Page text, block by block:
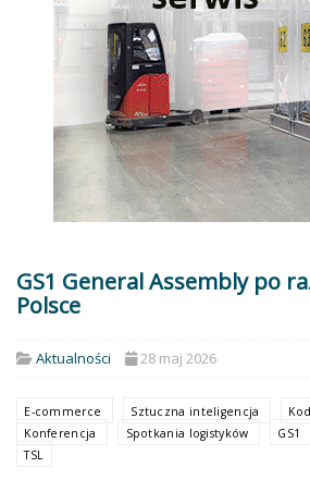
GS1 General Assembly po
Polsce
Aktualności 28 maj 2026
E-commerce Sztuczna inteligencja
Konferencja
Spotkania logistyków GS1
TSL